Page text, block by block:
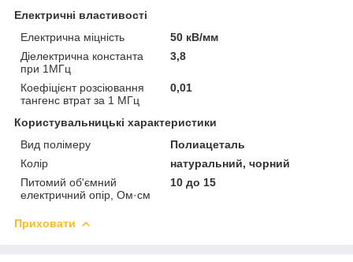
Електричні властивості
Електрична міцність
50 кВ/мм
Діелектрична константа
при 1МГц
3,8
Коефіцієнт розсіювання
тангенс втрат за 1 МГц
0,01
Користувальницькі характеристики
Вид полімеру
Полиацеталь
Колір
натуральний, чорний
Питомий об'ємний
електричний опір, Ом·см
10 до 15
Приховати